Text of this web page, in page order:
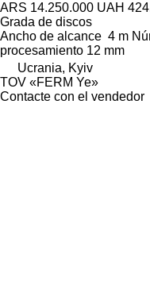
ARS 14.250.000 UAH
Grada de discos
Ancho de alcance 4 m
procesamiento 12 mm
Ucrania, Kyiv
TOV «FERM Ye»
Contacte con el vendedor